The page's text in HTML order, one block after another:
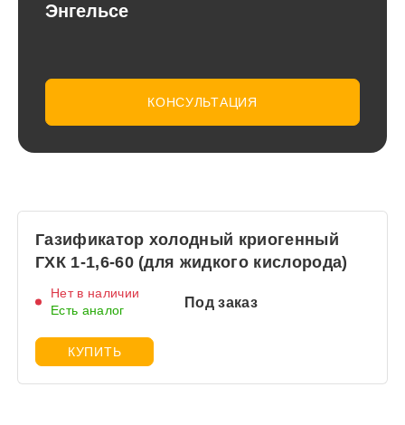
Энгельсе
КОНСУЛЬТАЦИЯ
Газификатор холодный криогенный
ГХК 1-1,6-60 (для жидкого кислорода)
Нет в наличии
Есть аналог
Под заказ
КУПИТЬ